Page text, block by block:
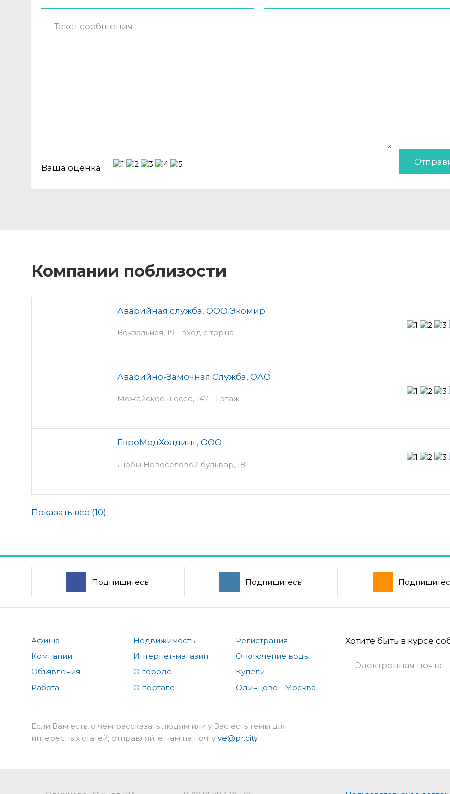
Ваша оценка
Компании поблизости
Аварийная служба, ООО Экомир
Вокзальная, 19 - вход с торца
Аварийно-Замочная Служба, ОАО
Можайское шоссе, 147 - 1 этаж
ЕвроМедХолдинг, ООО
Любы Новоселовой бульвар, 18
Показать все (10)
Подпишитесь! Подпишитесь!
Афиша
Компании
Объявления
Работа
Недвижимость
Интернет-магазин
О городе
О портале
Регистрация
Отключение воды
Купели
Одинцово - Москва
Хотите быть в курсе
Если Вам есть, о чем рассказать людям или у Вас есть темы для
интересных статей, отправляйте нам на почту ve@pr.city